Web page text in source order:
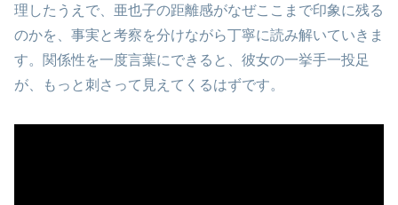
理したうえで、亜也子の距離感がなぜここまで印象に残る
のかを、事実と考察を分けながら丁寧に読み解いていきま
す。関係性を一度言葉にできると、彼女の一挙手一投足
が、もっと刺さって見えてくるはずです。